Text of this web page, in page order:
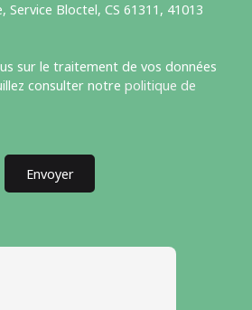
Service Bloctel, CS 61311, 41013
sur le traitement de vos données
consulter notre politique de
Envoyer